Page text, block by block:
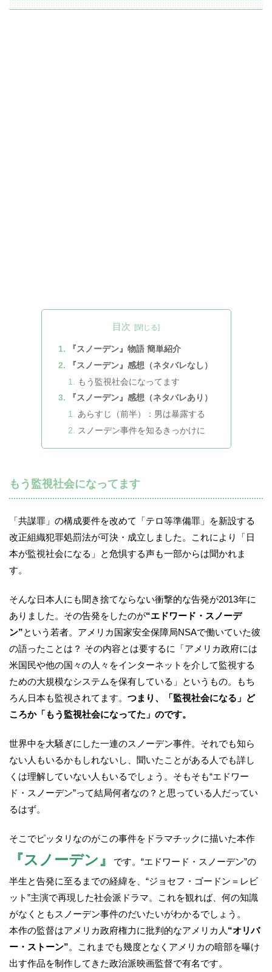
目次
『スノーデン』物語 簡単紹介
『スノーデン』感想（ネタバレなし）
もう監視社会になってます
『スノーデン』感想（ネタバレあり）
あらすじ（前半）：男は暴露する
スノーデン事件を知るきっかけに
もう監視社会になってます
「共謀罪」の構成要件を改めて「テロ等準備罪」を新設する
改正組織犯罪処罰法が可決・成立しました。これにより「日
本が監視社会になる」と危惧する声も一部からは聞かれま
す。
そんな日本人にも聞き捨てならない衝撃的な告発が2013年に
ありました。その告発をしたのが“エドワード・スノーデ
ン”という若者。アメリカ国家安全保障局NSAで働いていた彼
の語ったことは？ その内容とは要するに「アメリカ政府には
米国民や他の国々の人々をインターネットを介して監視する
ための大規模なシステムを保有している」というもの。もち
ろん日本も監視されてます。 つまり、「監視社会になる」ど
ころか「もう監視社会になってた」のです。
世界中を大騒ぎにした一連のスノーデン事件。それでも知ら
ない人もいるかもしれないし、聞いたことがある人でも詳し
くは理解していない人もいるでしょう。そもそも“エドワー
ド・スノーデン”って結局何者なの？と思っている人だってい
るはず。
そこでピッタリなのがこの事件をドラマチックに描いた本作
『スノーデン』
です。“エドワード・スノーデン”の
半生と告発に至るまでの経緯を、“ジョセフ・ゴードン＝レビ
ット”主演で再現した社会派ドラマ。これを観れば、何の知識
がなくともスノーデン事件のだいたいがわかるでしょう。
本作の監督はアメリカ政府権力に批判的なアメリカ人 “オリバ
ー・ストーン”。これまでも幾度となくアメリカの暗部を曝け
出す作品を制作してきた政治派映画監督で有名です。